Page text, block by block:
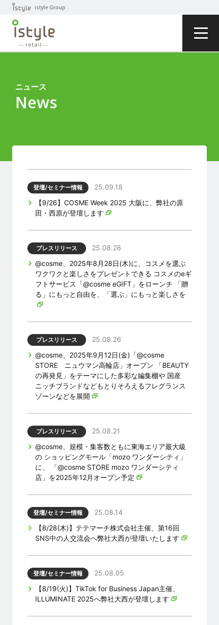
istyle Group
ニュース
News
登壇/セミナー情報
25.09.18
【9/26】COSME Week 2025 大阪に、弊社の原
田・西原が登壇します
プレスリリース
25.08.28
@cosme、2025年8月28日(木)に、コスメを選ぶ
ワクワクと楽しさをプレゼントできる コスメのeギ
フトサービス「@cosme eGIFT」をローンチ 「贈
る」にもっと自由を、「選ぶ」にもっと楽しさを
プレスリリース
25.08.26
@cosme、2025年9月12日(金)「@cosme
STORE ニュウマン高輪店」オープン 「BEAUTY
の再発見」をテーマにした多彩な編集棚や 国産
ニッチブランドなどもとりそろえるフレグランス
ゾーンなどを展開
プレスリリース
25.08.21
@cosme、規模・集客数ともに東海エリア最大級
の ショッピングモール「mozo ワンダーシティ」
に、 「@cosme STORE mozo ワンダーシティ
店」を2025年12月オープン予定
登壇/セミナー情報
25.08.14
【8/28(木)】テテマーチ株式会社主催、第16回
SNS中の人交流会へ弊社大西が登壇いたします
登壇/セミナー情報
25.08.05
【8/19(火)】TikTok for Business Japan主催、
ILLUMINATE 2025へ弊社大西が登壇します